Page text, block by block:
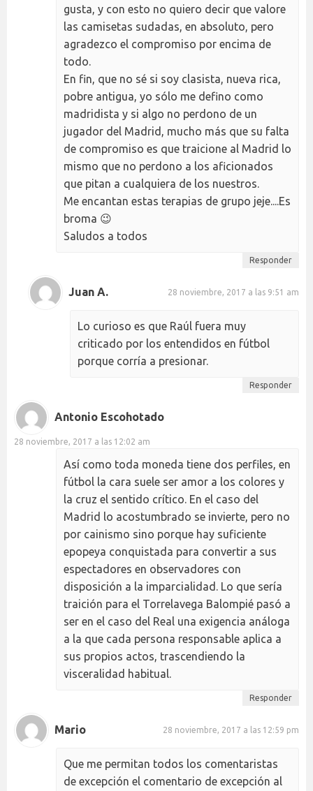
gusta, y con esto no quiero decir que valore
las camisetas sudadas, en absoluto, pero
agradezco el compromiso por encima de
todo.
En fin, que no sé si soy clasista, nueva rica,
pobre antigua, yo sólo me defino como
madridista y si algo no perdono de un
jugador del Madrid, mucho más que su falta
de compromiso es que traicione al Madrid lo
mismo que no perdono a los aficionados
que pitan a cualquiera de los nuestros.
Me encantan estas terapias de grupo jeje....Es
broma 😉
Saludos a todos
Responder
Juan A. 28 noviembre, 2017 a las 9:51 am
Lo curioso es que Raúl fuera muy
criticado por los entendidos en fútbol
porque corría a presionar.
Responder
Antonio Escohotado
28 noviembre, 2017 a las 12:02 am
Así como toda moneda tiene dos perfiles, en
fútbol la cara suele ser amor a los colores y
la cruz el sentido crítico. En el caso del
Madrid lo acostumbrado se invierte, pero no
por cainismo sino porque hay suficiente
epopeya conquistada para convertir a sus
espectadores en observadores con
disposición a la imparcialidad. Lo que sería
traición para el Torrelavega Balompié pasó a
ser en el caso del Real una exigencia análoga
a la que cada persona responsable aplica a
sus propios actos, trascendiendo la
visceralidad habitual.
Responder
Mario 28 noviembre, 2017 a las 12:59 pm
Que me permitan todos los comentaristas
de excepción el comentario de excepción al